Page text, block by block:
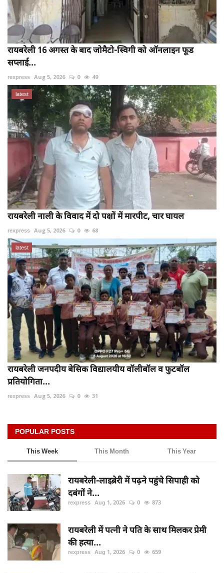
रायबरेली 16 अगस्त के बाद जोमैटो-स्विगी को ऑनलाइन फूड
सप्लाई...
rexpress Aug 5, 2026 0 49
latest
रायबरेली नाली के विवाद में दो पक्षों में मारपीट, चार घायल
rexpress Aug 5, 2026 0 68
latest
रायबरेली जनपदीय बेसिक विद्यालयीय वॉलीबॉल व फुटबॉल
प्रतियोगिता...
rexpress Aug 5, 2026 0 31
POPULAR POSTS
This Week This Month This Year
रायबरेली-लाइब्रेरी में पढ़ने पहुंचे सिपाही को
दबंगों ने...
rexpress Aug 1, 2026 0 873
रायबरेली में पत्नी ने पति के साथ मिलकर प्रेमी
की हत्या...
rexpress Aug 1, 2026 0 659